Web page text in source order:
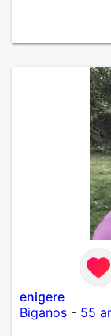
enigere
Biganos - 55